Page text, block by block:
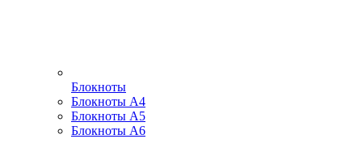
Блокноты
Блокноты А4
Блокноты А5
Блокноты А6